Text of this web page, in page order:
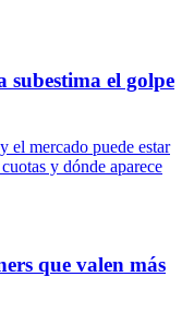
el golpe
el mercado puede estar
y dónde aparece
que valen más